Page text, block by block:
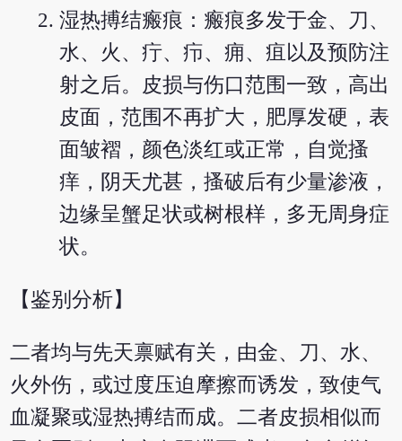
湿热搏结瘢痕：瘢痕多发于金、刀、
水、火、疔、疖、痈、疽以及预防注
射之后。皮损与伤口范围一致，高出
皮面，范围不再扩大，肥厚发硬，表
面皱褶，颜色淡红或正常，自觉搔
痒，阴天尤甚，搔破后有少量渗液，
边缘呈蟹足状或树根样，多无周身症
状。
【鉴别分析】
二者均与先天禀赋有关，由金、刀、水、
火外伤，或过度压迫摩擦而诱发，致使气
血凝聚或湿热搏结而成。二者皮损相似而